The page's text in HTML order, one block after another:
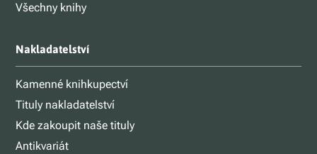
Všechny knihy
Nakladatelství
Kamenné knihkupectví
Tituly nakladatelství
Kde zakoupit naše tituly
Antikvariát